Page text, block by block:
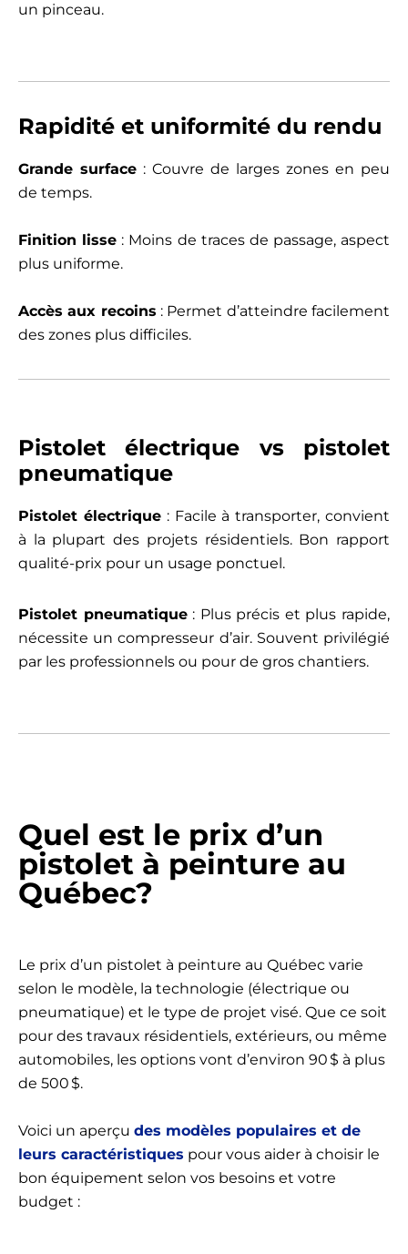
un pinceau.
Rapidité et uniformité du rendu
Grande surface : Couvre de larges zones en peu
de temps.
Finition lisse : Moins de traces de passage, aspect
plus uniforme.
Accès aux recoins : Permet d’atteindre facilement
des zones plus difficiles.
Pistolet électrique vs pistolet
pneumatique
Pistolet électrique: Facile à transporter, convient
à la plupart des projets résidentiels. Bon rapport
qualité-prix pour un usage ponctuel.
Pistolet pneumatique: Plus précis et plus rapide,
nécessite un compresseur d’air. Souvent privilégié
par les professionnels ou pour de gros chantiers.
Quel est le prix d’un
pistolet à peinture au
Québec?
Le prix d’un pistolet à peinture au Québec varie
selon le modèle, la technologie (électrique ou
pneumatique) et le type de projet visé. Que ce soit
pour des travaux résidentiels, extérieurs, ou même
automobiles, les options vont d’environ 90 $ à plus
de 500 $.
Voici un aperçu des modèles populaires et de
leurs caractéristiques pour vous aider à choisir le
bon équipement selon vos besoins et votre
budget :